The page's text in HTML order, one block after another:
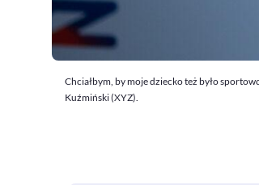
Chciałbym, by moje dziecko też było
Kuźmiński (XYZ).